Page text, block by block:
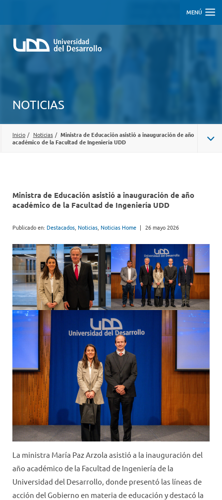
MENÚ
NOTICIAS
Inicio / Noticias / Ministra de Educación asistió a inauguración de año
académico de la Facultad de Ingeniería UDD
Ministra de Educación asistió a inauguración de año
académico de la Facultad de Ingeniería UDD
Publicado en: Destacados Noticias Noticias Home | 26 mayo 2026
La ministra María Paz Arzola asistió a la inauguración del
año académico de la Facultad de Ingeniería de la
Universidad del Desarrollo, donde presentó las líneas de
acción del Gobierno en materia de educación y destacó la